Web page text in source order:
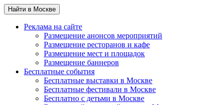
Найти в Москве
Реклама на сайте
Размещение анонсов мероприятий
Размещение ресторанов и кафе
Размещение мест и площадок
Размещение баннеров
Бесплатные события
Бесплатные выставки в Москве
Бесплатные фестивали в Москве
Бесплатно с детьми в Москве